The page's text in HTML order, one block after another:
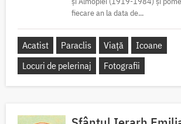
fiecare an la data de...
Acatist Paraclis Viață
Icoane
Locuri de pelerinaj
Fotografii